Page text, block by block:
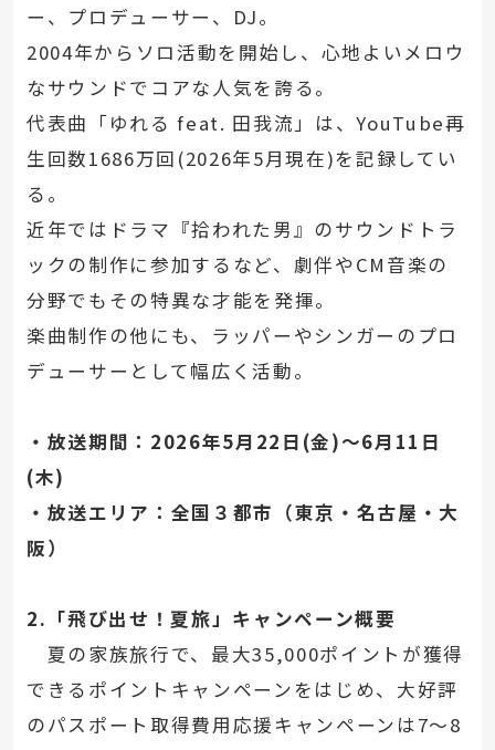
ー、プロデューサー、DJ。
2004年からソロ活動を開始し、心地よいメロウ
なサウンドでコアな人気を誇る。
代表曲「ゆれる feat. 田我流」は、YouTube再
生回数1686万回(2026年5月現在)を記録してい
る。
近年ではドラマ『拾われた男』のサウンドトラ
ックの制作に参加するなど、劇伴やCM音楽の
分野でもその特異な才能を発揮。
楽曲制作の他にも、ラッパーやシンガーのプロ
デューサーとして幅広く活動。
・放送期間：2026年5月22日(金)～6月11日
(木)
・放送エリア：全国３都市（東京・名古屋・大
阪）
2.「飛び出せ！夏旅」キャンペーン概要
夏の家族旅行で、最大35,000ポイントが獲得
できるポイントキャンペーンをはじめ、大好評
のパスポート取得費用応援キャンペーンは7～8